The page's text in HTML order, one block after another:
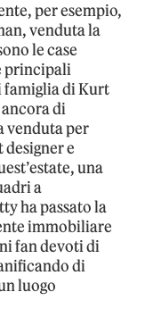
per esempio,
venduta la
le case
principali
famiglia di Kurt
di
venduta per
e
una
a
ha passato la
immobiliare
fan devoti di
di
luogo